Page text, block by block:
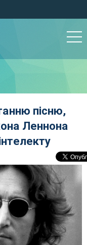
пісню,
Леннона